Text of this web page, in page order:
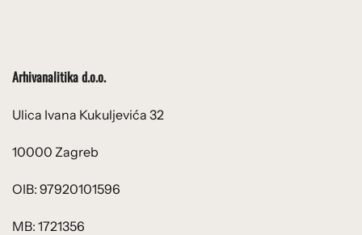
Arhivanalitika d.o.o.
Ulica Ivana Kukuljevića 32
10000 Zagreb
OIB: 97920101596
MB: 1721356